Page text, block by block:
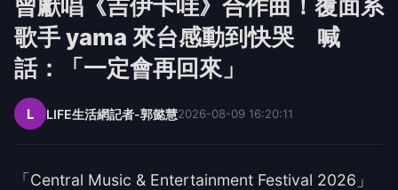
曾獻唱《吉伊卡哇》合作曲！覆面系
歌手 yama 來台感動到快哭 喊
話：「一定會再回來」
L LIFE生活網記者-郭懿慧2026-08-09 16:20:11
「 Central Music & Entertainment Festival 2026 」